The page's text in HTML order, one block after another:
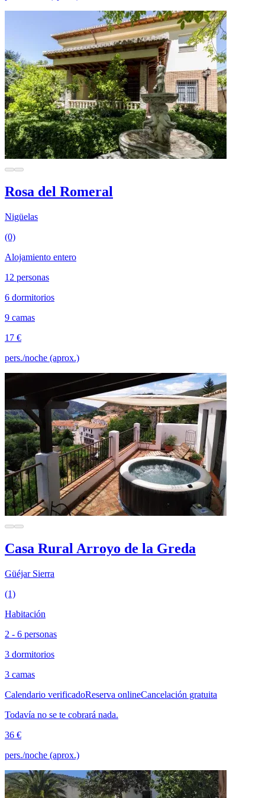
Rosa del Romeral
Nigüelas
(0)
Alojamiento entero
12 personas
6 dormitorios
9 camas
17 €
pers./noche (aprox.)
Casa Rural Arroyo de la Greda
Güéjar Sierra
(1)
Habitación
2 - 6 personas
3 dormitorios
3 camas
Calendario verificadoReserva onlineCancelación gratuita
Todavía no se te cobrará nada.
36 €
pers./noche (aprox.)